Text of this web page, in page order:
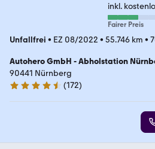
inkl.
Fairer Preis
Unfallfrei • EZ 08/2022 • 55.746 km •
Autohero GmbH - Abholstation
90441 Nürnberg
4.5 Sterne
(172)